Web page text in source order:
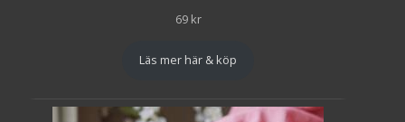
69 kr
Läs mer här & köp